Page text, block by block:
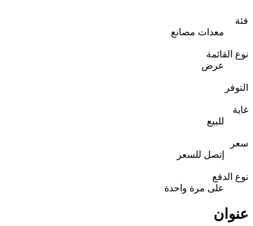
فئة
معدات مصانع
نوع القائمة
عرض
التوفر
غاية
للبيع
سعر
إتصل للسعر
نوع الدفع
على مرة واحدة
عنوان